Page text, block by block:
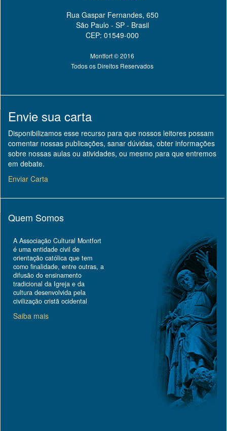
Rua Gaspar Fernandes, 650
São Paulo - SP - Brasil
CEP: 01549-000
Montfort © 2016
Todos os Direitos Reservados
Envie sua carta
Disponibilizamos esse recurso para que nossos leitores possam
comentar nossas publicações, sanar dúvidas, obter informações
sobre nossas aulas ou atividades, ou mesmo para que entremos
em debate.
Enviar Carta
Quem Somos
A Associação Cultural Montfort
é uma entidade civil de
orientação católica que tem
como finalidade, entre outras, a
difusão do ensinamento
tradicional da Igreja e da
cultura desenvolvida pela
civilização cristã ocidental
Saiba mais